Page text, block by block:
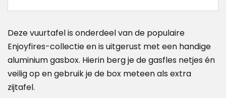
Deze vuurtafel is onderdeel van de populaire
Enjoyfires-collectie en is uitgerust met een handige
aluminium gasbox. Hierin berg je de gasfles netjes én
veilig op en gebruik je de box meteen als extra
zijtafel.